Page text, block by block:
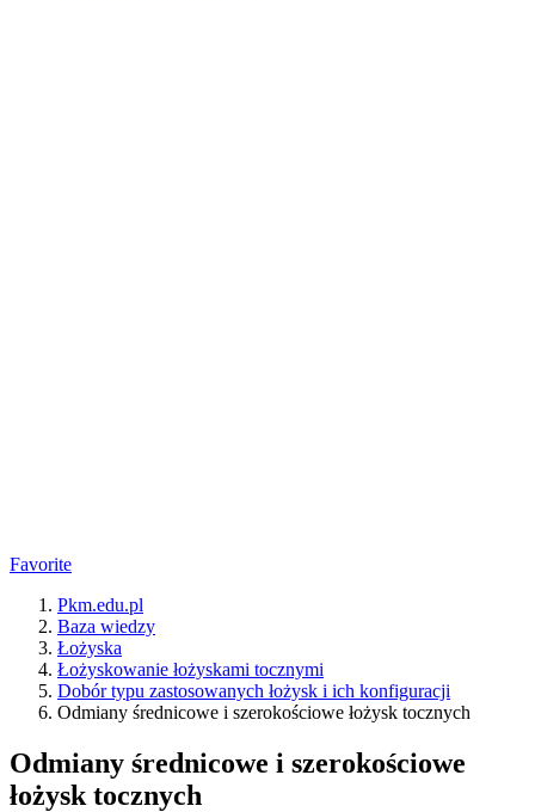
Favorite
Pkm.edu.pl
Baza wiedzy
Łożyska
Łożyskowanie łożyskami tocznymi
Dobór typu zastosowanych łożysk i ich konfiguracji
Odmiany średnicowe i szerokościowe łożysk tocznych
Odmiany średnicowe i szerokościowe
łożysk tocznych